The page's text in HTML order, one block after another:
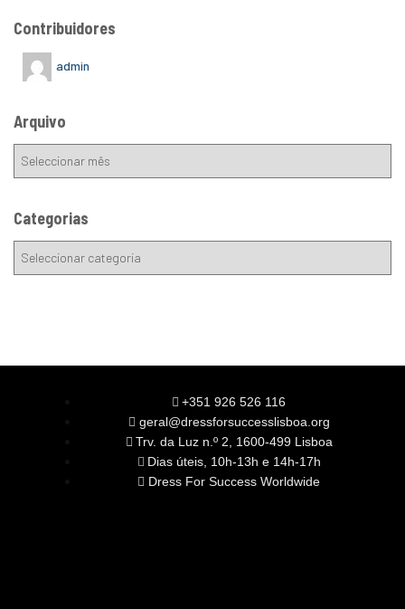
Contribuidores
admin
Arquivo
Categorias
+351 926 526 116
geral@dressforsuccesslisboa.org
Trv. da Luz n.º 2, 1600-499 Lisboa
Dias úteis, 10h-13h e 14h-17h
Dress For Success Worldwide